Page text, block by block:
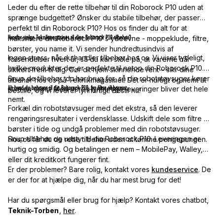
Leder du efter de rette tilbehør til din Roborock P10 uden at
sprænge budgettet? Ønsker du stabile tilbehør, der passer
perfekt til din Roborock P10? Hos os finder du alt for at
maksimere din Roborock P10's ydeevne - moppeklude, filtre,
børster, you name it. Vi sender hundredtusindvis af
forsendelser hvert år, så du kan stole på, at varerne når
sikkert frem til dig. Gør dit hjem skinnende rent – sikr dine
tilbehør hos os på Teknikmagasinet. Det er hurtigt og nemt at
bestille, og vi leverer lynhurtigt! Bestil nu!
Hvorfor vælge Teknikmagasinet til dine Roborock P10-tilbehør?
Ingen stress, når du handler tilbehør hos os. Vi viser tydeligt,
hvilke produkter der er perfekte til netop din Roborock P10.
Snup de tilbehør, du har brug for, så din robotstøvsuger kører
som en drøm. Med vores lynhurtige leveringer bliver det hele
nemt.
Alt hvad du behøver til din Roborock P10, fra filtre til børster.
Forkæl din robotstøvsuger med det ekstra, så den leverer
rengøringsresultater i verdensklasse. Udskift dele som filtre og
børster i tide og undgå problemer med din robotstøvsuger.
Hos os får du de rette tilbehør uden at tømme pengepungen.
Snup tilbehør og udstyr til din Roborock P10. Leveringen er
hurtig og smidig. Og betalingen er nem – MobilePay, Walley,
eller dit kreditkort fungerer fint.
Er der problemer? Bare rolig, kontakt vores kundeservice. De
er der for at hjælpe dig, når du har mest brug for det!
Har du spørgsmål eller brug for hjælp? Kontakt vores chatbot,
Teknik-Torben
her.